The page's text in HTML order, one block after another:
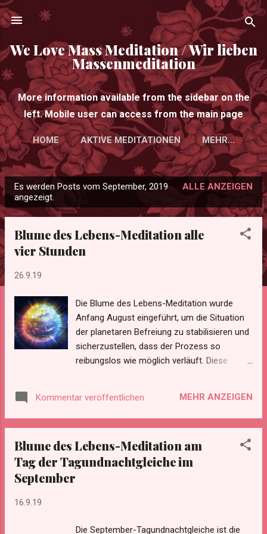
Direkt zum Hauptbereich
We Love Mass Meditation / Wir lieben
Massenmeditation
More information available from the sidebar on the
left. Mobile user can access from the main page
HOME AKTIVE MEDITATIONEN MEHR…
P
o
Es werden Posts vom September, 2019
angezeigt.
ALLE ANZEIGEN
Blume des Lebens-Meditation alle
vier Stunden
26.9.19
Die Blume des Lebens-Meditation wurde
Anfang August eingeführt, um die Situation
der planetaren Befreiung zu stabilisieren und
sicherzustellen, dass der Prozess so
reibungslos wie möglich verläuft. Diese
2019/07/aktualisierung-der-
meditationen.html
kurze-nachricht-an-die-
oberflaechenbevoelkerung/
Kommentar veröffentlichen MEHR ANZEIGEN
Blume des Lebens-Meditation am
Tag der Tagundnachtgleiche im
September
16.9.19
Die September-Tagundnachtgleiche ist die